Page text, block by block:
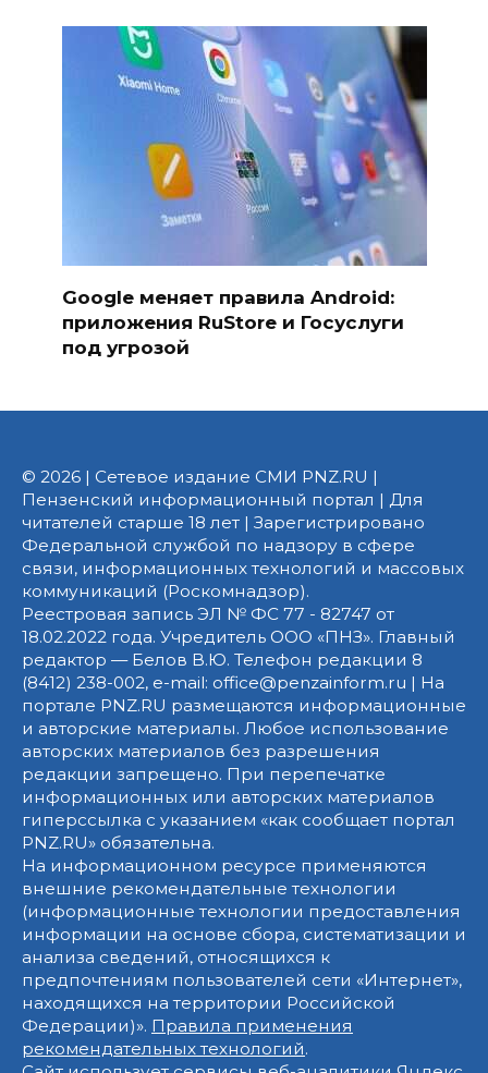
Google меняет правила Android:
приложения RuStore и Госуслуги
под угрозой
© 2026 | Сетевое издание СМИ PNZ.RU |
Пензенский информационный портал | Для
читателей старше 18 лет | Зарегистрировано
Федеральной службой по надзору в сфере
связи, информационных технологий и массовых
коммуникаций (Роскомнадзор).
Реестровая запись ЭЛ № ФС 77 - 82747 от
18.02.2022 года. Учредитель ООО «ПНЗ». Главный
редактор — Белов В.Ю. Телефон редакции 8
(8412) 238-002, e-mail: office@penzainform.ru | На
портале PNZ.RU размещаются информационные
и авторские материалы. Любое использование
авторских материалов без разрешения
редакции запрещено. При перепечатке
информационных или авторских материалов
гиперссылка с указанием «как сообщает портал
PNZ.RU» обязательна.
На информационном ресурсе применяются
внешние рекомендательные технологии
(информационные технологии предоставления
информации на основе сбора, систематизации и
анализа сведений, относящихся к
предпочтениям пользователей сети «Интернет»,
находящихся на территории Российской
Федерации)». Правила применения
рекомендательных технологий.